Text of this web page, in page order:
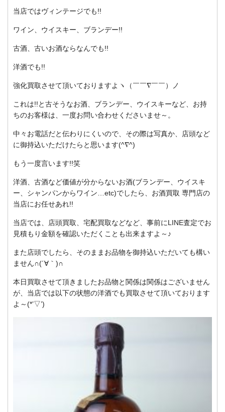
当店ではヴィンテージでも!!
ワイン、ウイスキー、ブランデー!!
古酒、古いお酒ならなんでも!!
洋酒でも!!
強化買取させて頂いておりますよヽ（￣￣∇￣￣）ノ
これは!!と古そうなお酒、ブランデー、ウイスキーなど、お持
ちのお客様は、一度お問い合わせくださいませ～。
中々お電話だと伝わりにくいので、その際は写真か、店頭など
に御持込いただけたらと思います(^∇^)
もう一度言います!!笑
洋酒、古酒など価値が分からないお酒(ブランデー、ウイスキ
ー、シャンパンからワイン…etc)でしたら、お酒買取 専門店の
当店にお任せあれ!!
当店では、店頭買取、宅配買取などなど、事前にLINE査定でお
見積もり金額を確認いただくことも出来ますよ～♪
また店頭でしたら、そのままお品物を御持込いただいても構い
ません∩(´∀｀)∩
本日買取させて頂きましたお品物と関係は関係はございません
が、当店では以下の状態の洋酒でも買取させて頂いております
よ～(*’▽’)